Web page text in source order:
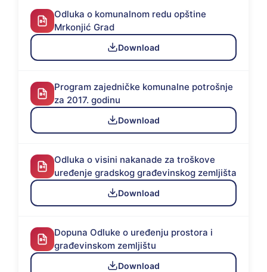
Odluka o komunalnom redu opštine
Mrkonjić Grad
Download
Program zajedničke komunalne potrošnje
za 2017. godinu
Download
Odluka o visini nakanade za troškove
uređenje gradskog građevinskog zemljišta
Download
Dopuna Odluke o uređenju prostora i
građevinskom zemljištu
Download